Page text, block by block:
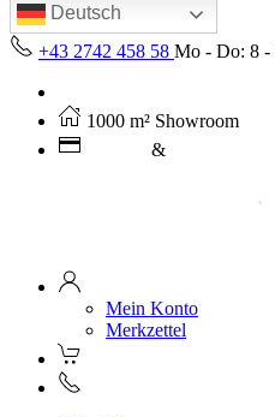
Deutsch
+43 2742 458 58 Mo - Do: 8 -
1000 m² Showroom
&
Mein Konto
Merkzettel